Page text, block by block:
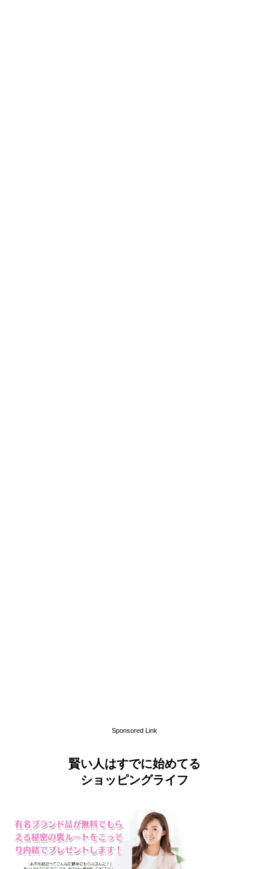
Sponsored Link
賢い人はすでに始めてる
ショッピングライフ